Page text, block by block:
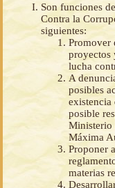
Son funciones
Contra la
siguientes:
Promover
proyectos
lucha
A
posibles
existencia
posible
Ministerio
Máxima
Proponer
materias